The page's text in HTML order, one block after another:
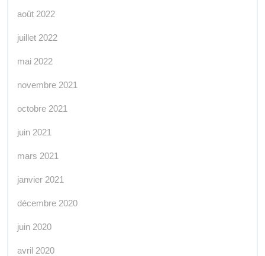
août 2022
juillet 2022
mai 2022
novembre 2021
octobre 2021
juin 2021
mars 2021
janvier 2021
décembre 2020
juin 2020
avril 2020